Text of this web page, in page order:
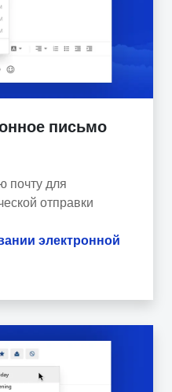
письмо
почту для
отправки
электронной